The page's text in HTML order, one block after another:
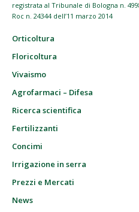
registrata al Tribunale di Bologna n.
Roc n. 24344 dell’11 marzo 2014
Orticoltura
Floricoltura
Vivaismo
Agrofarmaci – Difesa
Ricerca scientifica
Fertilizzanti
Concimi
Irrigazione in serra
Prezzi e Mercati
News